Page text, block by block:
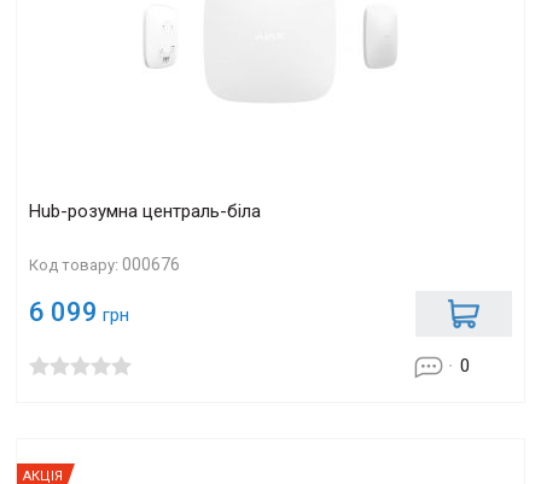
Hub-розумна централь-біла
Код товару:000676
6 099 грн
0
АКЦІЯ